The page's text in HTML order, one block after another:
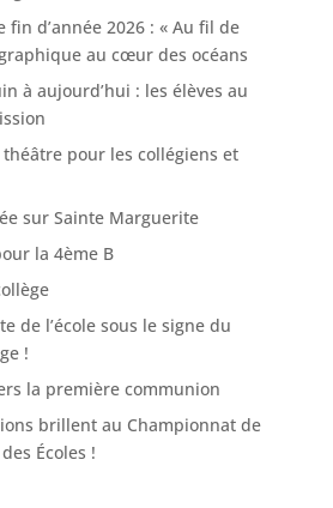
d’année 2026 : « Au fil de
au cœur des océans
à aujourd’hui : les élèves au
pour les collégiens et
sur Sainte Marguerite
la 4ème B
de l’école sous le signe du
!
la première communion
brillent au Championnat de
Écoles !